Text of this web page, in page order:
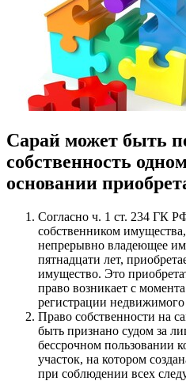
Сарай может быть
собственность
основании
Согласно ч. 1 ст. 234 ГК
собственником
непрерывно владеющее
пятнадцати лет,
имущество. Это
право возникает с
регистрации
Право собственности на
быть признано судом за
бессрочном пользовании
участок, на котором
при соблюдении всех